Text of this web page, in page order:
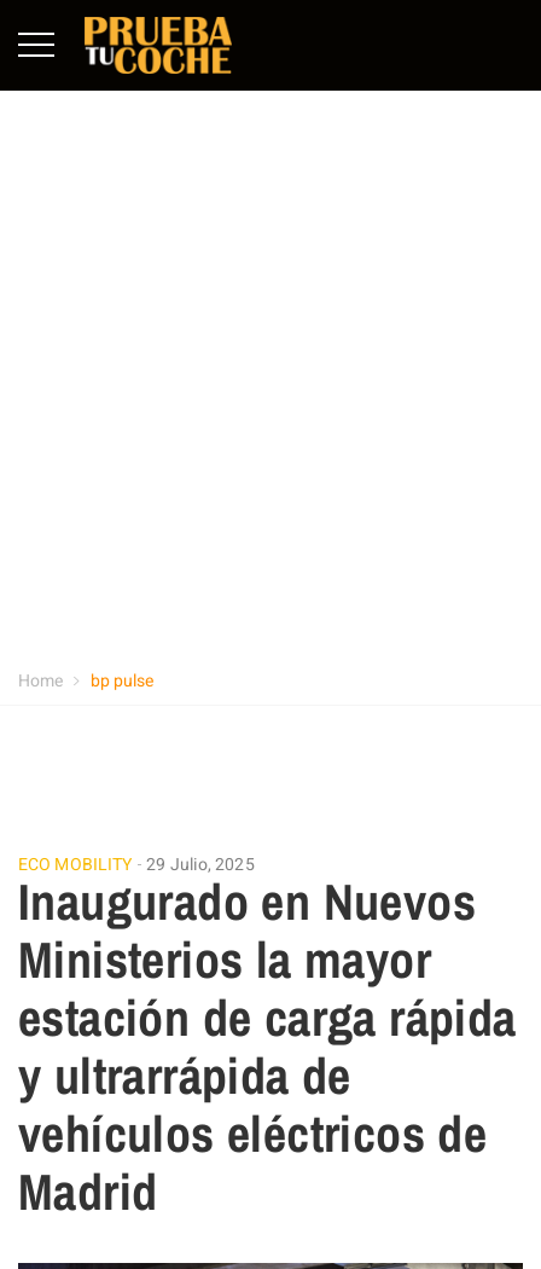
Home bp pulse
ECO MOBILITY 29 Julio, 2025
Inaugurado en Nuevos
Ministerios la mayor
estación de carga rápida
y ultrarrápida de
vehículos eléctricos de
Madrid